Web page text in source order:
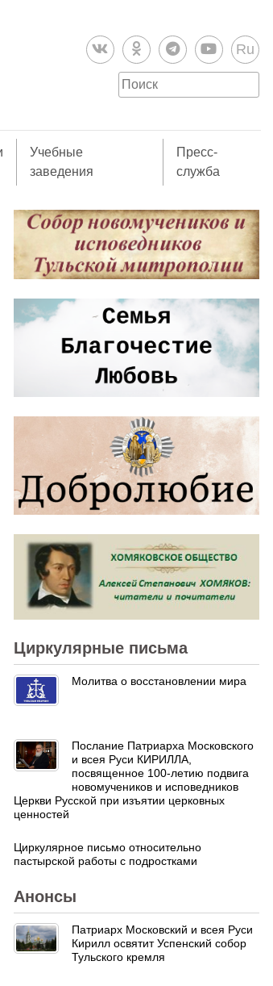
Ru
Учебные
заведения
Пресс-
служба
Циркулярные письма
Молитва о восстановлении мира
Послание Патриарха Московского
и всея Руси КИРИЛЛА,
посвященное 100-летию подвига
новомучеников и исповедников
Церкви Русской при изъятии церковных
ценностей
Циркулярное письмо относительно
пастырской работы с подростками
Анонсы
Патриарх Московский и всея Руси
Кирилл освятит Успенский собор
Тульского кремля